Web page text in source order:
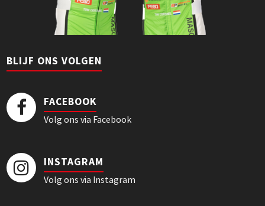
BLIJF ONS VOLGEN
FACEBOOK
Volg ons via Facebook
INSTAGRAM
Volg ons via Instagram